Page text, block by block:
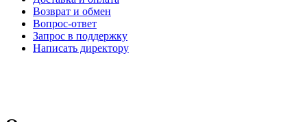
Возврат и обмен
Вопрос-ответ
Запрос в поддержку
Написать директору